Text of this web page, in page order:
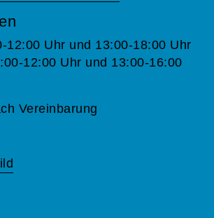
12:00 Uhr und 13:00-18:00 Uhr
12:00 Uhr und 13:00-16:00
Vereinbarung